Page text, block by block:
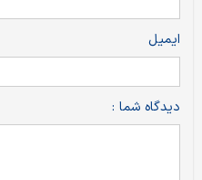
ایمیل
دیدگاه شما :